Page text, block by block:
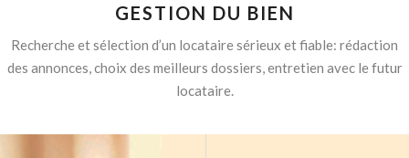
GESTION DU BIEN
Recherche et sélection d’un locataire sérieux et fiable: rédaction
des annonces, choix des meilleurs dossiers, entretien avec le futur
locataire.